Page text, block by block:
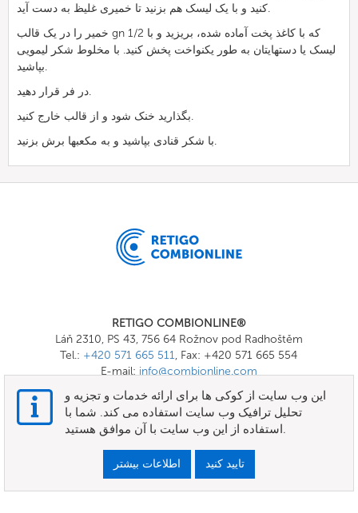
کنید و با یک لیسک هم بزنید تا خمیری غلیظ به دست آید.
خمیر را در یک قالب gn 1/2 که با کاغذ پخت آماده شده، بریزید و با
لیسک یا دستهایتان به طور یکنواخت پخش کنید. با مخلوط شکر لیمویی
بپاشید.
در فر قرار دهید.
بگذارید خنک شود و از قالب خارج کنید.
با شکر قنادی بپاشید و به مکعبها برش بزنید.
RETIGO COMBIONLINE®
Láň 2310, PS 43, 756 64 Rožnov pod Radhoštěm
Tel.: +420 571 665 511, Fax: +420 571 665 554
E-mail: info@combionline.com
OnlineMenu
شرایط و ضوابط
این وب سایت از کوکی ها برای ارائه خدمات و تجزیه و
تحلیل ترافیک وب سایت استفاده می کند. شما با
استفاده از این وب سایت با آن موافق هستید.
اطلاعات بیشتر تایید کنید